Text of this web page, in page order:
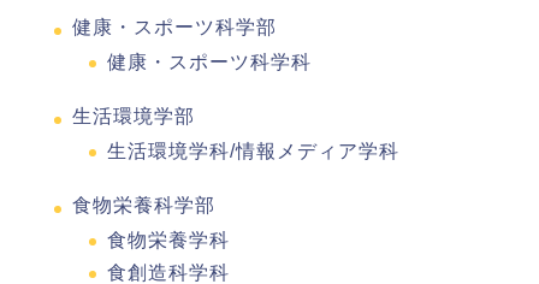
健康・スポーツ科学部
健康・スポーツ科学科
生活環境学部
生活環境学科/情報メディア学科
食物栄養科学部
食物栄養学科
食創造科学科